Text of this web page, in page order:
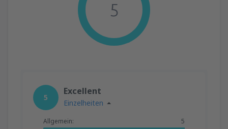
5
5
Excellent
Einzelheiten
Allgemein: 5